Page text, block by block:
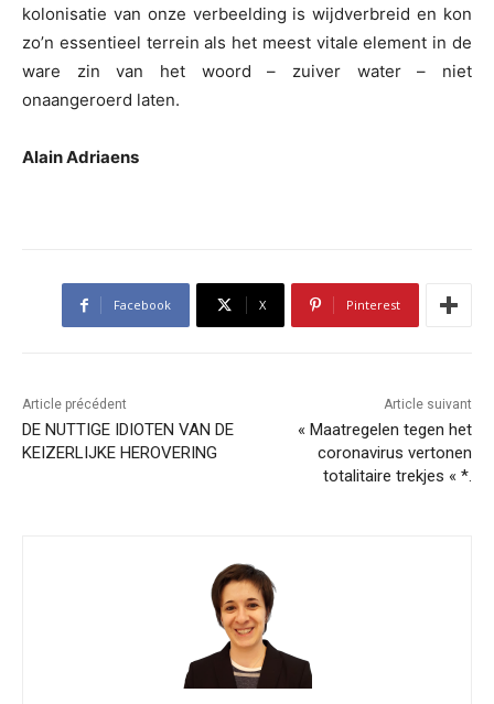
kolonisatie van onze verbeelding is wijdverbreid en kon
zo’n essentieel terrein als het meest vitale element in de
ware zin van het woord – zuiver water – niet
onaangeroerd laten.
Alain Adriaens
Facebook X Pinterest
Article précédent
DE NUTTIGE IDIOTEN VAN DE
KEIZERLIJKE HEROVERING
Article suivant
« Maatregelen tegen het
coronavirus vertonen
totalitaire trekjes « *.